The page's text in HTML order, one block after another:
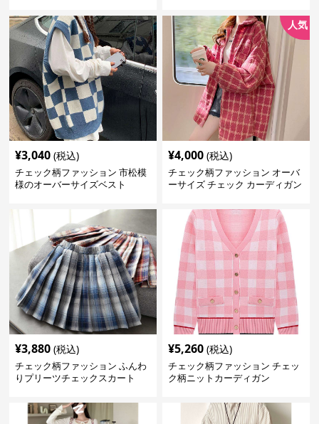
¥3,040 (税込)
チェック柄ファッション 市松模
様のオーバーサイズベスト
人気
¥4,000 (税込)
チェック柄ファッション オーバ
ーサイズ チェック カーディガン
¥3,880 (税込)
チェック柄ファッション ふんわ
りプリーツチェックスカート
¥5,260 (税込)
チェック柄ファッション チェッ
ク柄ニットカーディガン